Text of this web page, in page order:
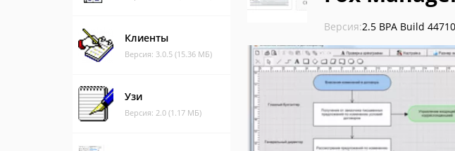
Клиенты
Версия: 3.0.5 (15.36 МБ)
Узи
Версия: 2.0 (1.17 МБ)
Версия:2.5 BPA Build 44710